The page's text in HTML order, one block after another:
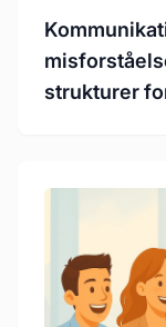
strukturer